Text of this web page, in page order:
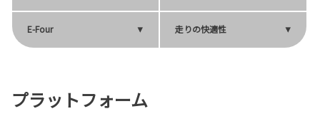
E-Four 走りの快適性
プラットフォーム